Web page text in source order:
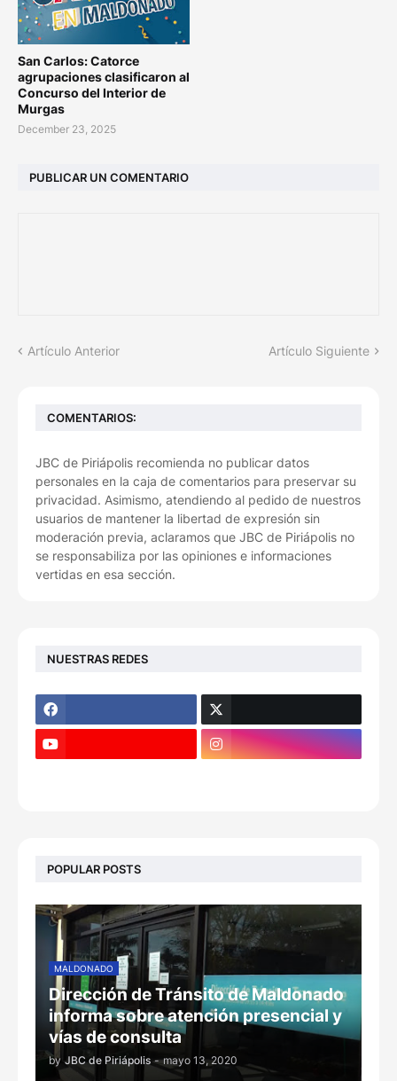
San Carlos: Catorce
agrupaciones clasificaron al
Concurso del Interior de
Murgas
December 23, 2025
PUBLICAR UN COMENTARIO
Artículo Anterior Artículo Siguiente
COMENTARIOS:
JBC de Piriápolis recomienda no publicar datos
personales en la caja de comentarios para preservar su
privacidad. Asimismo, atendiendo al pedido de nuestros
usuarios de mantener la libertad de expresión sin
moderación previa, aclaramos que JBC de Piriápolis no
se responsabiliza por las opiniones e informaciones
vertidas en esa sección.
NUESTRAS REDES
POPULAR POSTS
MALDONADO
Dirección de Tránsito de Maldonado
informa sobre atención presencial y
vías de consulta
by JBC de Piriápolis - mayo 13, 2020